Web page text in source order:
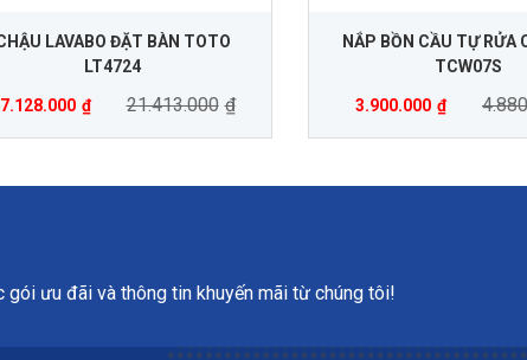
LAVABO ĐẶT BÀN TOTO
LT4724
₫ 21.413.000 ₫
NẮP BỒN CẦU TỰ RỬA
TCW07S
3.900.000 ₫
ưu đãi và thông tin khuyến mãi từ chúng tôi!